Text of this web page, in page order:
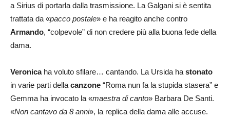
a Sirius di portarla dalla trasmissione. La Galgani si è sentita
trattata da «pacco postale» e ha reagito anche contro
Armando, “colpevole” di non credere più alla buona fede della
dama.
Veronicaha voluto sfilare… cantando. La Ursida ha stonato
in varie parti della canzone “Roma nun fa la stupida stasera” e
Gemma ha invocato la «maestra di canto» Barbara De Santi.
«Non cantavo da 8 anni», la replica della dama alle accuse.